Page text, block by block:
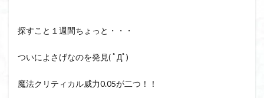
探すこと１週間ちょっと・・・
ついによさげなのを発見( ﾟДﾟ)
魔法クリティカル威力0.05が二つ！！